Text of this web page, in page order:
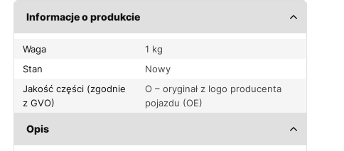
Informacje o produkcie
Waga
1 kg
Stan
Nowy
Jakość części (zgodnie
z GVO)
O – oryginał z logo producenta
pojazdu (OE)
Opis